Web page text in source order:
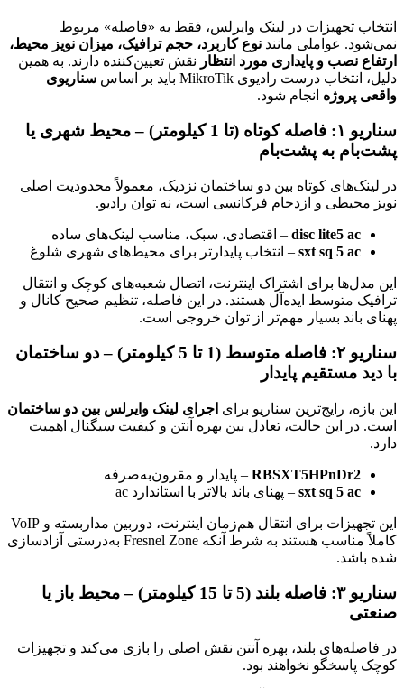
انتخاب تجهیزات در لینک وایرلس، فقط به «فاصله» مربوط
نمی‌شود. عواملی مانند نوع کاربرد، حجم ترافیک، میزان نویز محیط،
ارتفاع نصب و پایداری مورد انتظار نقش تعیین‌کننده دارند. به همین
دلیل، انتخاب درست رادیوی MikroTik باید بر اساس
سناریوی
واقعی پروژه انجام شود.
سناریو ۱: فاصله کوتاه (تا 1 کیلومتر) – محیط شهری یا
پشت‌بام به پشت‌بام
در لینک‌های کوتاه بین دو ساختمان نزدیک، معمولاً محدودیت اصلی
نویز محیطی و ازدحام فرکانسی است، نه توان رادیو.
disc lite5 ac – اقتصادی، سبک، مناسب لینک‌های ساده
sxt sq 5 ac – انتخاب پایدارتر برای محیط‌های شهری شلوغ
این مدل‌ها برای اشتراک اینترنت، اتصال شعبه‌های کوچک و انتقال
ترافیک متوسط ایده‌آل هستند. در این فاصله، تنظیم صحیح کانال و
پهنای باند بسیار مهم‌تر از توان خروجی است.
سناریو ۲: فاصله متوسط (1 تا 5 کیلومتر) – دو ساختمان
با دید مستقیم پایدار
این بازه، رایج‌ترین سناریو برای اجرای لینک وایرلس بین دو ساختمان
است. در این حالت، تعادل بین بهره آنتن و کیفیت سیگنال اهمیت
دارد.
RBSXT5HPnDr2 – پایدار و مقرون‌به‌صرفه
sxt sq 5 ac – پهنای باند بالاتر با استاندارد ac
این تجهیزات برای انتقال هم‌زمان اینترنت، دوربین مداربسته و VoIP
کاملاً مناسب هستند به شرط آنکه Fresnel Zone به‌درستی آزادسازی
شده باشد.
سناریو ۳: فاصله بلند (5 تا 15 کیلومتر) – محیط باز یا
صنعتی
در فاصله‌های بلند، بهره آنتن نقش اصلی را بازی می‌کند و تجهیزات
کوچک پاسخگو نخواهند بود.